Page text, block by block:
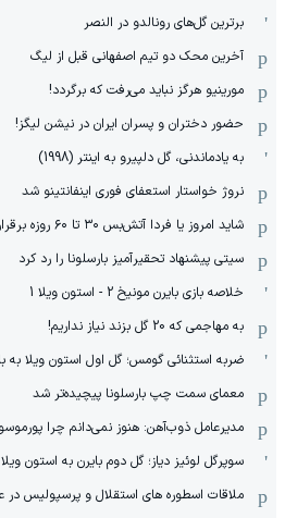
برترین گل‌های رونالدو در النصر
آخرین محک دو تیم اصفهانی قبل از لیگ
مورینیو هرگز نباید می‌رفت که برگردد!
حضور دختران و پسران ایران در نیشن لیگز!
به یادماندنی، گل دلپیرو به اینتر (1998)
نروژ خواستار استعفای فوری اینفانتینو شد
شاید امروز یا فردا آتش‌بس ۳۰ تا ۶۰ روزه برقرار شود
سیتی پیشنهاد تحقیرآمیز بارسلونا را رد کرد
خلاصه بازی بایرن مونیخ 2 - استون ویلا 1
به مهاجمی که 20 گل بزند نیاز نداریم!
ضربه استثنائی گومس؛ گل اول استون ویلا به
معمای سمت چپ بارسلونا پیچیده‌تر شد
مدیرعامل ذوب‌آهن: هنوز نمی‌دانم چرا
سوپرگل لوئیز دیاز؛ گل دوم بایرن به استون ویلا
ملاقات اسطوره های استقلال و پرسپولیس در